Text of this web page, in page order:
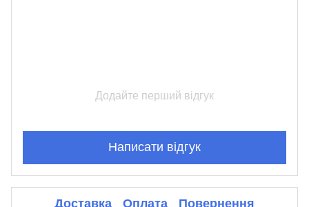
Додайте перший відгук
Написати відгук
Доставка Оплата Повернення